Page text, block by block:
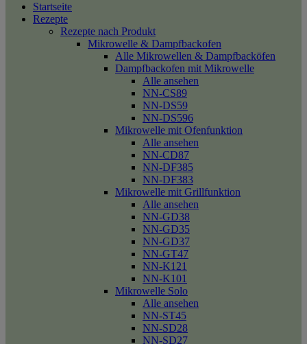
Startseite
Rezepte
Rezepte nach Produkt
Mikrowelle & Dampfbackofen
Alle Mikrowellen & Dampfbacköfen
Dampfbackofen mit Mikrowelle
Alle ansehen
NN-CS89
NN-DS59
NN-DS596
Mikrowelle mit Ofenfunktion
Alle ansehen
NN-CD87
NN-DF385
NN-DF383
Mikrowelle mit Grillfunktion
Alle ansehen
NN-GD38
NN-GD35
NN-GD37
NN-GT47
NN-K121
NN-K101
Mikrowelle Solo
Alle ansehen
NN-ST45
NN-SD28
NN-SD27